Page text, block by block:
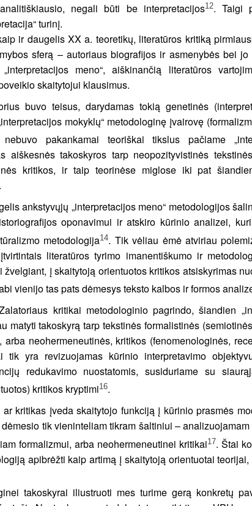
negali būti be interpretacijos12. Taigi
turinį.
ir daugelis XX a. teoretikų, literatūros kritiką
sferą – autoriaus biografijos ir asmenybės bei
meno“, aiškinančią literatūros
skaitytojui klausimus.
buvo teisus, darydamas tokią genetinės
mokyklų“ metodologinę įvairovę
pakankamai teoriškai tikslus pačiame
aiškesnės takoskyros tarp neopozityvistinės
kritikos, ir taip teorinėse miglose iki pat
ankstyvųjų „interpretacijos meno“ metodologijos
oponavimui ir atskiro kūrinio analizei,
metodologija14. Tik vėliau ėmė atviriau
literatūros tyrimo imanentiškumo ir
žvelgiant, į skaitytoją orientuotos kritikos atsiskyrimas
vienijo tas pats dėmesys teksto kalbos ir formos
kritikai metodologinio pagrindo, šiandien
matyti takoskyrą tarp tekstinės formalistinės
arba neohermeneutinės, kritikos (fenomenologinės,
tik yra revizuojamas kūrinio interpretavimo
redukavimo nuostatomis, susiduriame su
kritikos kryptimi16.
kritikas įveda skaitytojo funkciją į kūrinio prasmės
tik vieninteliam tikram šaltiniui –
formalizmui, arba neohermeneutinei kritikai17. Štai
apibrėžti kaip artimą į skaitytoją orientuotai
takoskyrai iliustruoti mes turime gerą konkretų